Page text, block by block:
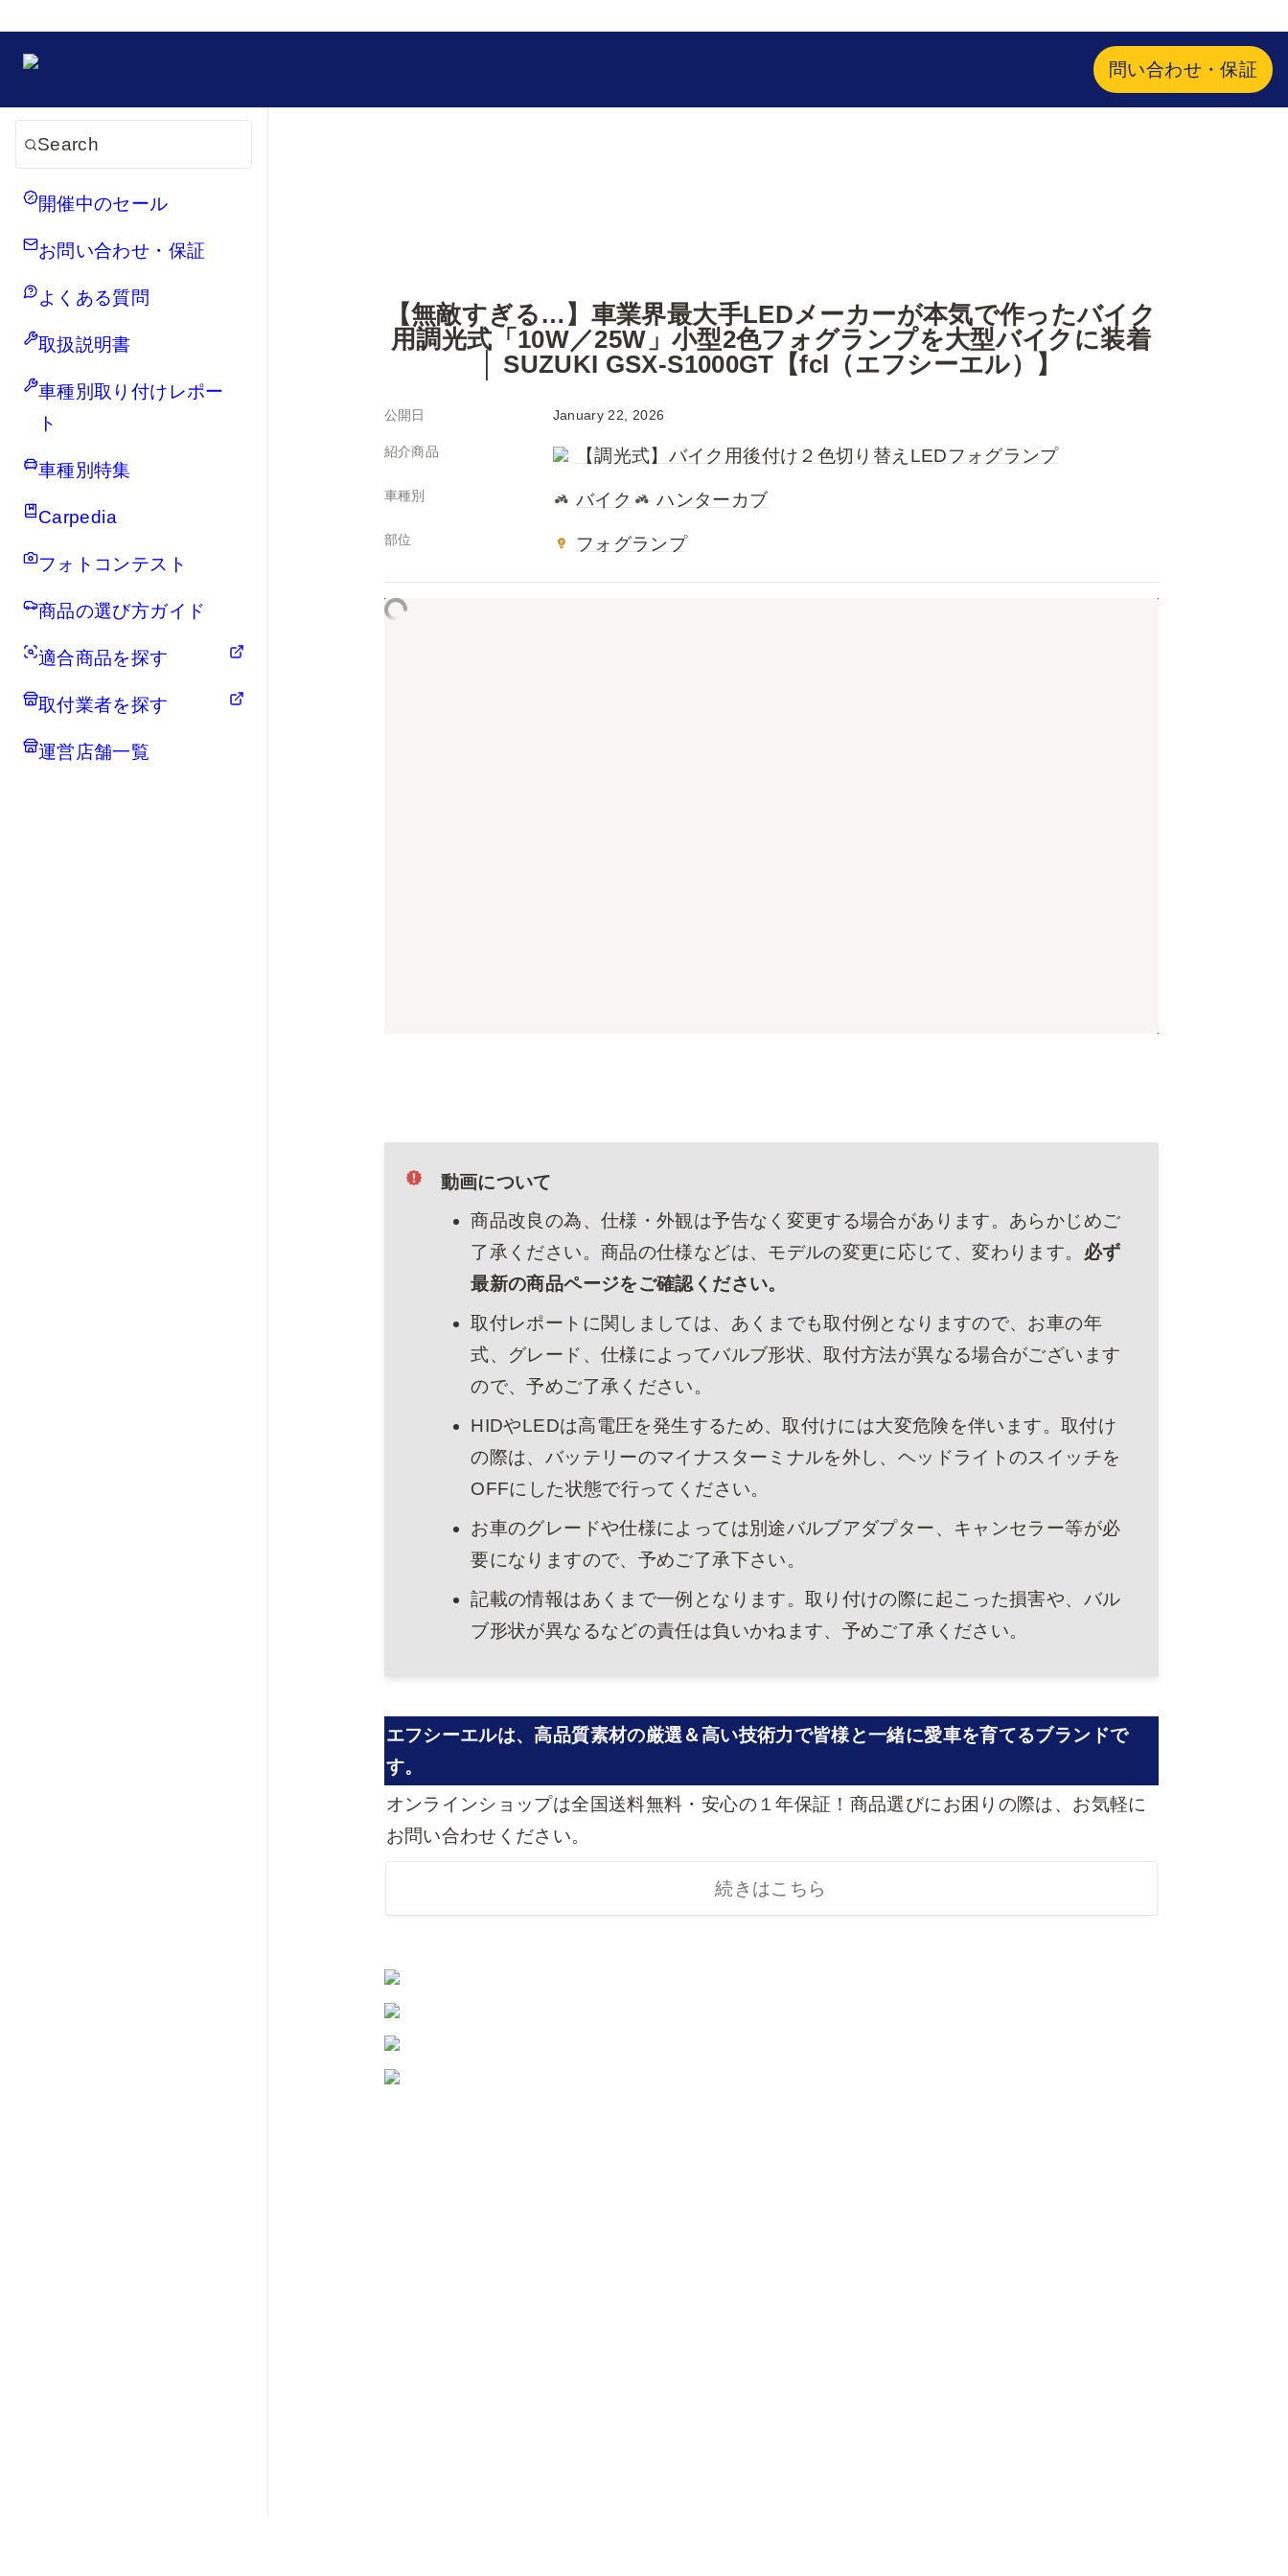
問い合わせ・保証
Search
開催中のセール
お問い合わせ・保証
よくある質問
取扱説明書
車種別取り付けレポー
ト
車種別特集
Carpedia
フォトコンテスト
商品の選び方ガイド
適合商品を探す
取付業者を探す
運営店舗一覧
【無敵すぎる…】車業界最大手LEDメーカーが本気で作ったバイク
用調光式「10W／25W」小型2色フォグランプを大型バイクに装着
│ SUZUKI GSX-S1000GT【fcl（エフシーエル）】
公開日 January 22, 2026
紹介商品 【調光式】バイク用後付け２色切り替えLEDフォグランプ
車種別 バイク ハンターカブ
部位 フォグランプ
動画について
商品改良の為、仕様・外観は予告なく変更する場合があります。あらかじめご
了承ください。商品の仕様などは、モデルの変更に応じて、変わります。 必ず
最新の商品ページをご確認ください。
取付レポートに関しましては、あくまでも取付例となりますので、お車の年
式、グレード、仕様によってバルブ形状、取付方法が異なる場合がございます
ので、予めご了承ください。
HIDやLEDは高電圧を発生するため、取付けには大変危険を伴います。取付け
の際は、バッテリーのマイナスターミナルを外し、ヘッドライトのスイッチを
OFFにした状態で行ってください。
お車のグレードや仕様によっては別途バルブアダプター、キャンセラー等が必
要になりますので、予めご了承下さい。
記載の情報はあくまで一例となります。取り付けの際に起こった損害や、バル
ブ形状が異なるなどの責任は負いかねます、予めご了承ください。
エフシーエルは、高品質素材の厳選＆高い技術力で皆様と一緒に愛車を育てるブランドで
す。
オンラインショップは全国送料無料・安心の１年保証！商品選びにお困りの際は、お気軽に
お問い合わせください。
続きはこちら